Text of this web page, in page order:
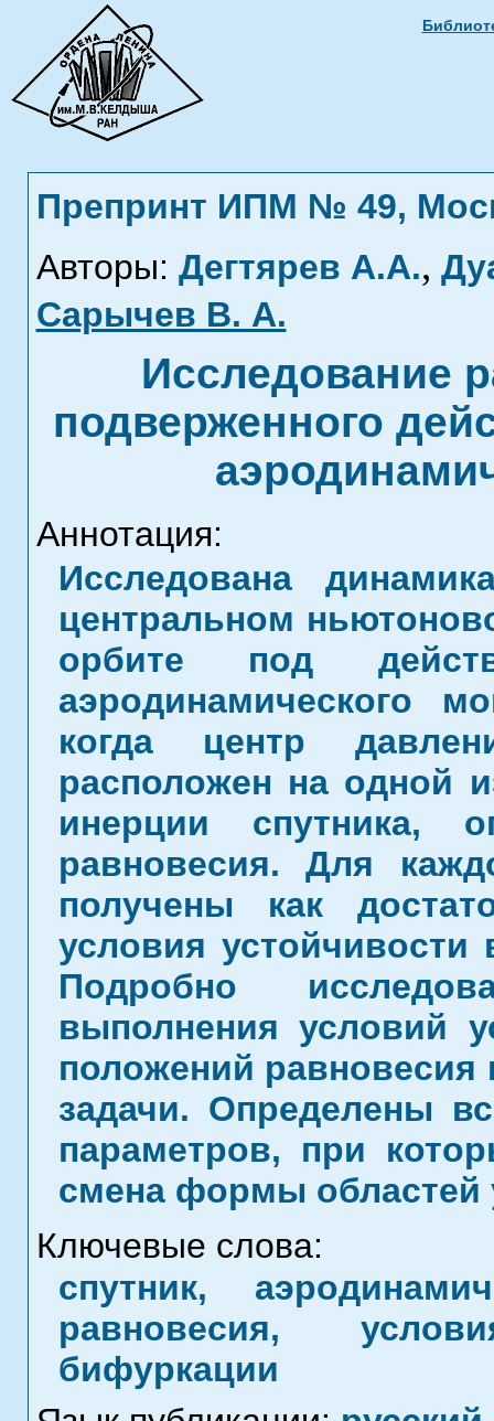
Препринт ИПМ № 49,
Авторы: Дегтярев А.А.,
Сарычев В. А.
Исследование
подверженного
Аннотация:
Исследована
центральном
орбите под
аэродинамического
когда центр
расположен на одной
инерции спутника,
равновесия. Для
получены как
условия
Подробно
выполнения условий
положений равновесия
задачи. Определены
параметров, при
смена формы областей
Ключевые слова:
спутник,
равновесия,
бифуркации